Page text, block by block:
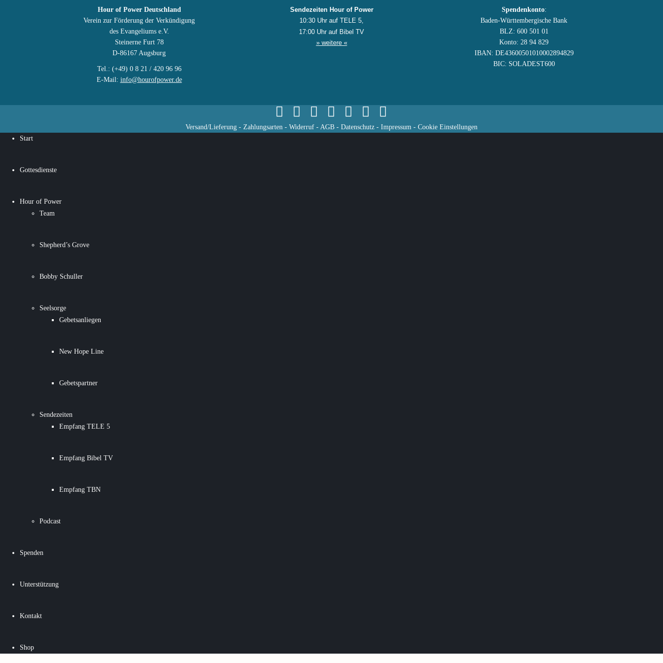
Hour of Power Deutschland
Verein zur Förderung der Verkündigung
des Evangeliums e.V.
Steinerne Furt 78
D-86167 Augsburg
Tel.: (+49) 0 8 21 / 420 96 96
E-Mail: info@hourofpower.de
Sendezeiten Hour of Power
10:30 Uhr auf TELE 5,
17:00 Uhr auf Bibel TV
» weitere «
Spendenkonto:
Baden-Württembergische Bank
BLZ: 600 501 01
Konto: 28 94 829
IBAN: DE43600501010002894829
BIC: SOLADEST600
Versand/Lieferung - Zahlungsarten - Widerruf - AGB - Datenschutz - Impressum - Cookie Einstellungen
Start
Gottesdienste
Hour of Power
Team
Shepherd’s Grove
Bobby Schuller
Seelsorge
Gebetsanliegen
New Hope Line
Gebetspartner
Sendezeiten
Empfang TELE 5
Empfang Bibel TV
Empfang TBN
Podcast
Spenden
Unterstützung
Kontakt
Shop